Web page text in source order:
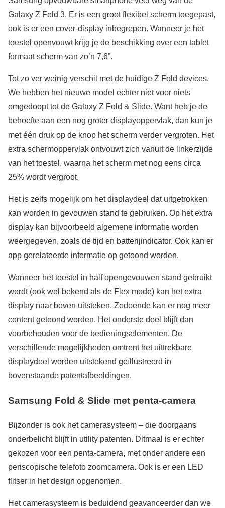
Galaxy Z Fold 3. Er is een groot flexibel scherm toegepast,
ook is er een cover-display inbegrepen. Wanneer je het
toestel openvouwt krijg je de beschikking over een tablet
formaat scherm van zo’n 7,6”.
Tot zo ver weinig verschil met de huidige Z Fold devices.
We hebben het nieuwe model echter niet voor niets
omgedoopt tot de Galaxy Z Fold & Slide. Want heb je de
behoefte aan een nog groter displayoppervlak, dan kun je
met één druk op de knop het scherm verder vergroten. Het
extra schermoppervlak ontvouwt zich vanuit de linkerzijde
van het toestel, waarna het scherm met nog eens circa
25% wordt vergroot.
Het is zelfs mogelijk om het displaydeel dat uitgetrokken
kan worden in gevouwen stand te gebruiken. Op het extra
display kan bijvoorbeeld algemene informatie worden
weergegeven, zoals de tijd en batterijindicator. Ook kan er
app gerelateerde informatie op getoond worden.
Wanneer het toestel in half opengevouwen stand gebruikt
wordt (ook wel bekend als de Flex mode) kan het extra
display naar boven uitsteken. Zodoende kan er nog meer
content getoond worden. Het onderste deel blijft dan
voorbehouden voor de bedieningselementen. De
verschillende mogelijkheden omtrent het uittrekbare
displaydeel worden uitstekend geïllustreerd in
bovenstaande patentafbeeldingen.
Samsung Fold & Slide met penta-camera
Bijzonder is ook het camerasysteem – die doorgaans
onderbelicht blijft in utility patenten. Ditmaal is er echter
gekozen voor een penta-camera, met onder andere een
periscopische telefoto zoomcamera. Ook is er een LED
flitser in het design opgenomen.
Het camerasysteem is beduidend geavanceerder dan we